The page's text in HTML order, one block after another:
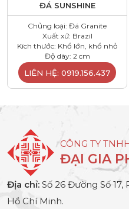
ĐÁ SUNSHINE
Chủng loại: Đá Granite
Xuất xứ: Brazil
Kích thước: Khổ lớn, khổ nhỏ
Độ dày: 2 cm
LIÊN HỆ: 0919.156.437
CÔNG TY
ĐẠI GIA
Địa chỉ: Số 26 Đường Số
Hồ Chí Minh.